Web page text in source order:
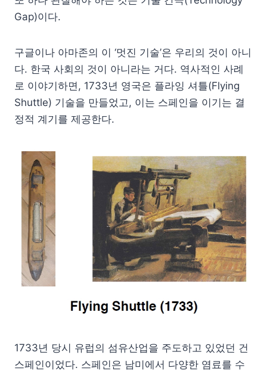
Gap)이다.
구글이나 아마존의 이 ‘멋진 기술’은 우리의 것이 아니
다. 한국 사회의 것이 아니라는 거다. 역사적인 사례
로 이야기하면, 1733년 영국은 플라잉 셔틀(Flying
Shuttle) 기술을 만들었고, 이는 스페인을 이기는 결
정적 계기를 제공한다.
1733년 당시 유럽의 섬유산업을 주도하고 있었던 건
스페인이었다. 스페인은 남미에서 다양한 염료를 수